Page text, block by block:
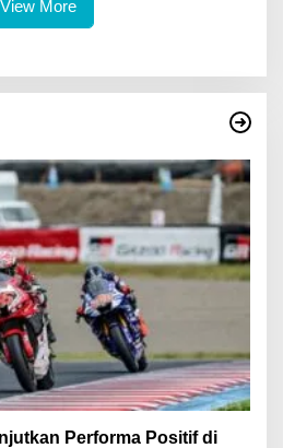
View More
Performa Positif di